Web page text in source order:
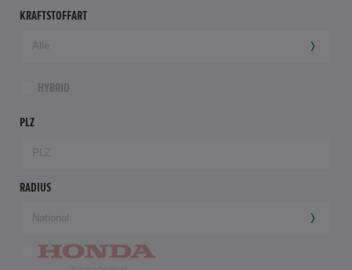
KRAFTSTOFFART
HYBRID
PLZ
RADIUS